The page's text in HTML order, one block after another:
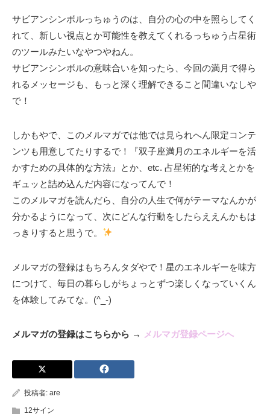
サビアンシンボルっちゅうのは、自分の心の中を照らしてく
れて、新しい視点とか可能性を教えてくれるっちゅう占星術
のツールみたいなやつやねん。
サビアンシンボルの意味合いを知ったら、今回の満月で得ら
れるメッセージも、もっと深く理解できること間違いなしや
で！
しかもやで、このメルマガでは他では見られへん限定コンテ
ンツも用意してたりするで！『双子座満月のエネルギーを活
かすための具体的な方法』とか、etc. 占星術的な考えとかを
ギュッと詰め込んだ内容になってんで！
このメルマガを読んだら、自分の人生で何がテーマなんかが
分かるようになって、次にどんな行動をしたらええんかもは
っきりすると思うで。
メルマガの登録はもちろんタダやで！星のエネルギーを味方
につけて、毎日の暮らしがちょっとずつ楽しくなっていくん
を体験してみてな。(^_-)
メルマガの登録はこちらから → メルマガ登録ページへ
投稿者: are
12サイン